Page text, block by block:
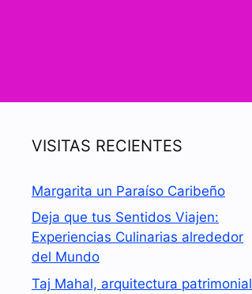
VISITAS RECIENTES
Margarita un Paraíso Caribeño
Deja que tus Sentidos Viajen:
Experiencias Culinarias alrededor
del Mundo
Taj Mahal, arquitectura patrimonial